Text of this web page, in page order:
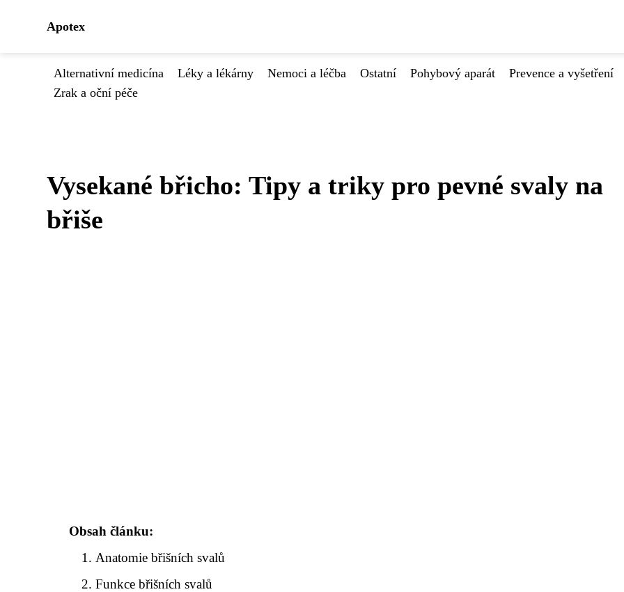
Apotex
Alternativní medicína Léky a lékárny Nemoci a léčba Ostatní Pohybový aparát Prevence a vyšetření
Zrak a oční péče
Vysekané břicho: Tipy a triky pro pevné svaly na
břiše
Obsah článku:
Anatomie břišních svalů
Funkce břišních svalů